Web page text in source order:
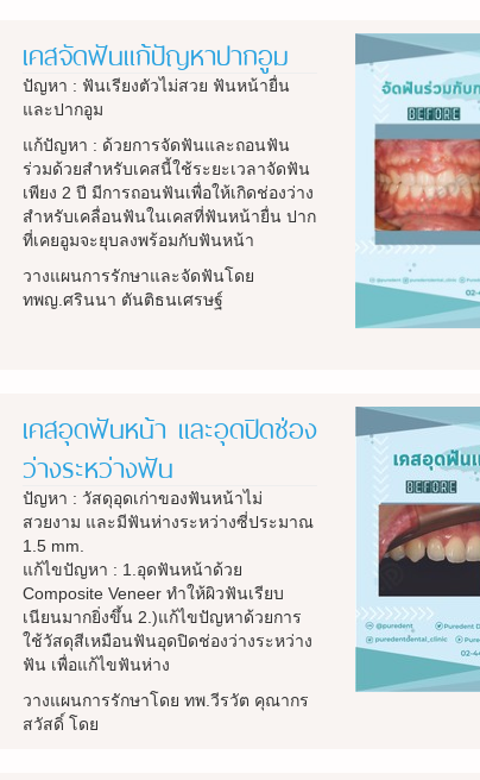
เคสจัดฟันแก้ปัญหาปากอูม
ปัญหา : ฟันเรียงตัวไม่สวย ฟันหน้ายื่น
และปากอูม
แก้ปัญหา : ด้วยการจัดฟันและถอนฟัน
ร่วมด้วยสำหรับเคสนี้ใช้ระยะเวลาจัดฟัน
เพียง 2 ปี มีการถอนฟันเพื่อให้เกิดช่องว่าง
สำหรับเคลื่อนฟันในเคสที่ฟันหน้ายื่น ปาก
ที่เคยอูมจะยุบลงพร้อมกับฟันหน้า
วางแผนการรักษาและจัดฟันโดย
ทพญ.ศรินนา ตันติธนเศรษฐ์
เคสอุดฟันหน้า และอุดปิดช่อง
ว่างระหว่างฟัน
ปัญหา : วัสดุอุดเก่าของฟันหน้าไม่
สวยงาม และมีฟันห่างระหว่างซี่ประมาณ
1.5 mm.
แก้ไขปัญหา : 1. อุดฟันหน้าด้วย
Composite Veneer ทำให้ผิวฟันเรียบ
เนียนมากยิ่งขึ้น 2.)แก้ไขปัญหาด้วยการ
ใช้วัสดุสีเหมือนฟันอุดปิดช่องว่างระหว่าง
ฟัน เพื่อแก้ไขฟันห่าง
วางแผนการรักษาโดย ทพ.วีรวัต คุณากร
สวัสดิ์ โดย